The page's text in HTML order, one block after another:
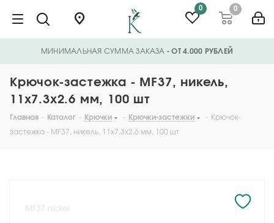
0 0
МИНИМАЛЬНАЯ СУММА ЗАКАЗА - ОТ 4.000 РУБЛЕЙ
Крючок-застежка - MF37, никель,
11х7.3х2.6 мм, 100 шт
Главная - Каталог - Крючки - Крючки-застежки - Крючок-
застежка - MF37, никель, 11х7.3х2.6 мм, 100 шт